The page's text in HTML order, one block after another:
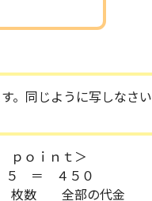
。同じように写しなさい
ｐｏｉｎｔ＞
＝ ４５０
枚数 全部の代金